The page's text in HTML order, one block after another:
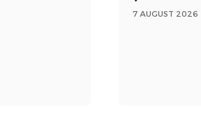
7 AUGUST 2026